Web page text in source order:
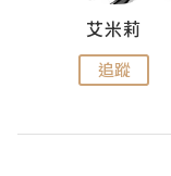
艾米莉
追蹤